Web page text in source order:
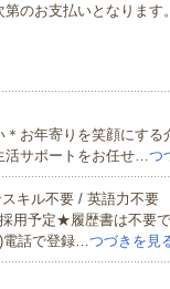
のお支払いとなります。
お年寄りを笑顔にす
活サポートをお任せ…つ
キル不要 / 英語力不要
用予定★履歴書は不要
電話で登録…つづきを見